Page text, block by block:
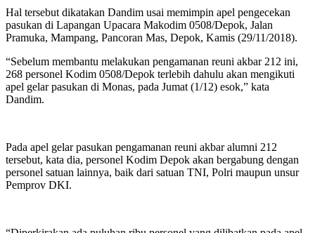
Hal tersebut dikatakan Dandim usai memimpin apel pengecekan
pasukan di Lapangan Upacara Makodim 0508/Depok, Jalan
Pramuka, Mampang, Pancoran Mas, Depok, Kamis (29/11/2018).
“Sebelum membantu melakukan pengamanan reuni akbar 212 ini,
268 personel Kodim 0508/Depok terlebih dahulu akan mengikuti
apel gelar pasukan di Monas, pada Jumat (1/12) esok,” kata
Dandim.
Pada apel gelar pasukan pengamanan reuni akbar alumni 212
tersebut, kata dia, personel Kodim Depok akan bergabung dengan
personel satuan lainnya, baik dari satuan TNI, Polri maupun unsur
Pemprov DKI.